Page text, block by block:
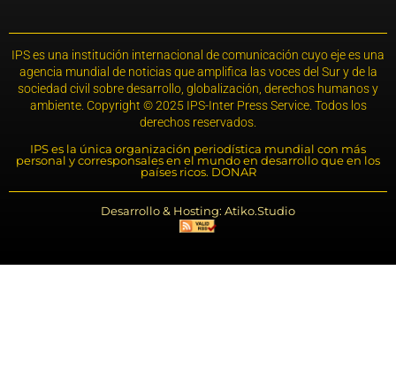
IPS es una institución internacional de comunicación cuyo eje es una
agencia mundial de noticias que amplifica las voces del Sur y de la
sociedad civil sobre desarrollo, globalización, derechos humanos y
ambiente. Copyright © 2025 IPS-Inter Press Service. Todos los
derechos reservados.
IPS es la única organización periodística mundial con más
personal y corresponsales en el mundo en desarrollo que en los
países ricos. DONAR
Desarrollo & Hosting: Atiko.Studio